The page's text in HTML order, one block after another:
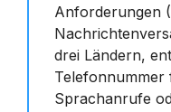
Anforderungen
drei Ländern,
Sprachanrufe